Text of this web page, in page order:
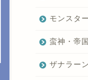
モンスタ
蛮神・帝国
ザナラー